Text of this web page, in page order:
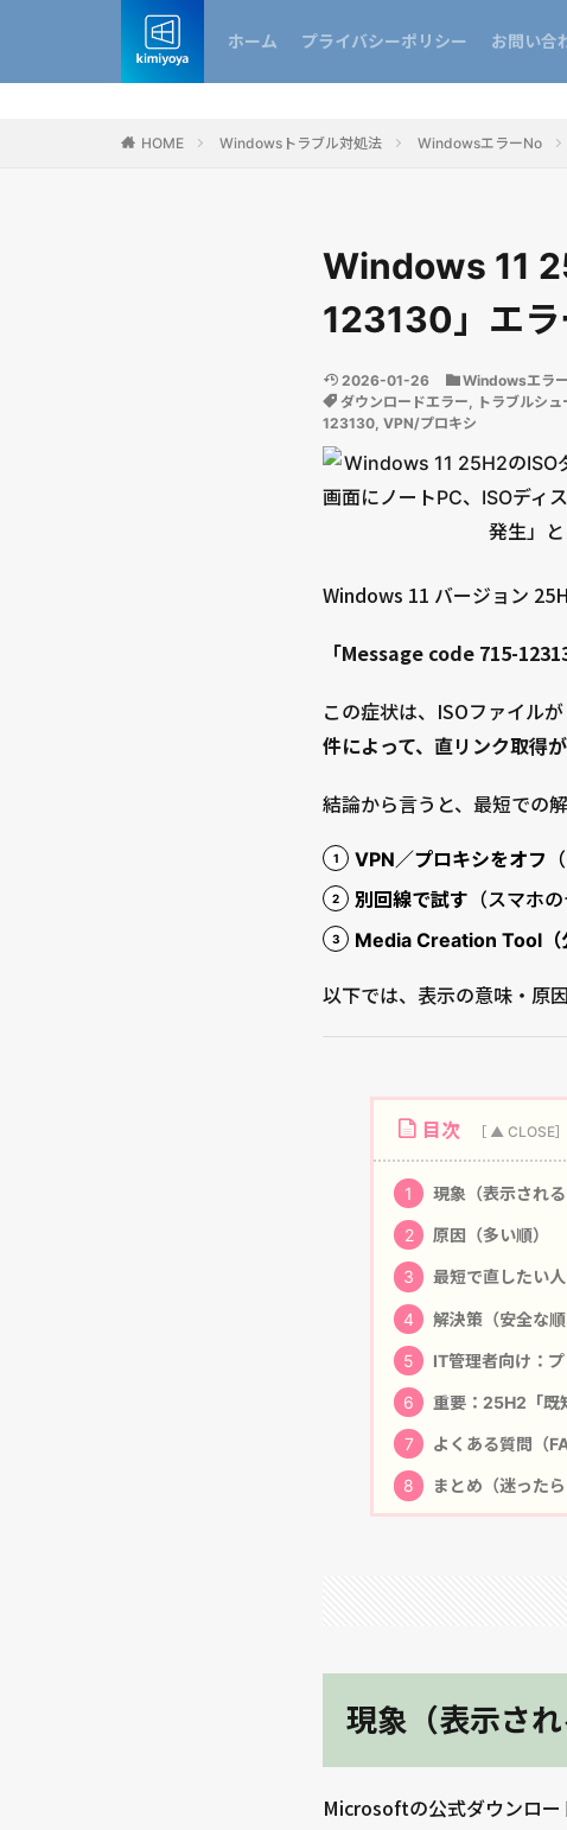
ホーム プライバシーポリシー お問い合
HOME Windowsトラブル対処法 WindowsエラーNo
Windows 11
123130」エラ
2026-01-26
Windowsエラ
ダウンロードエラー, トラブルシュ
123130, VPN/プロキシ
Windows 11 バージョン
「Message code 715-
この症状は、ISOファイル
件によって、直リンク取得
結論から言うと、最短での
VPN／プロキシをオフ
別回線で試す （スマホ
Media Creation Tool（
以下では、表示の意味・原
目次
1 現象（表示される
2 原因（多い順）
3 最短で直したい
4 解決策（安全な順
5 IT管理者向け：
6 重要：25H2「既
7 よくある質問（
8 まとめ（迷った
現象（表示され
Microsoftの公式ダウンロー